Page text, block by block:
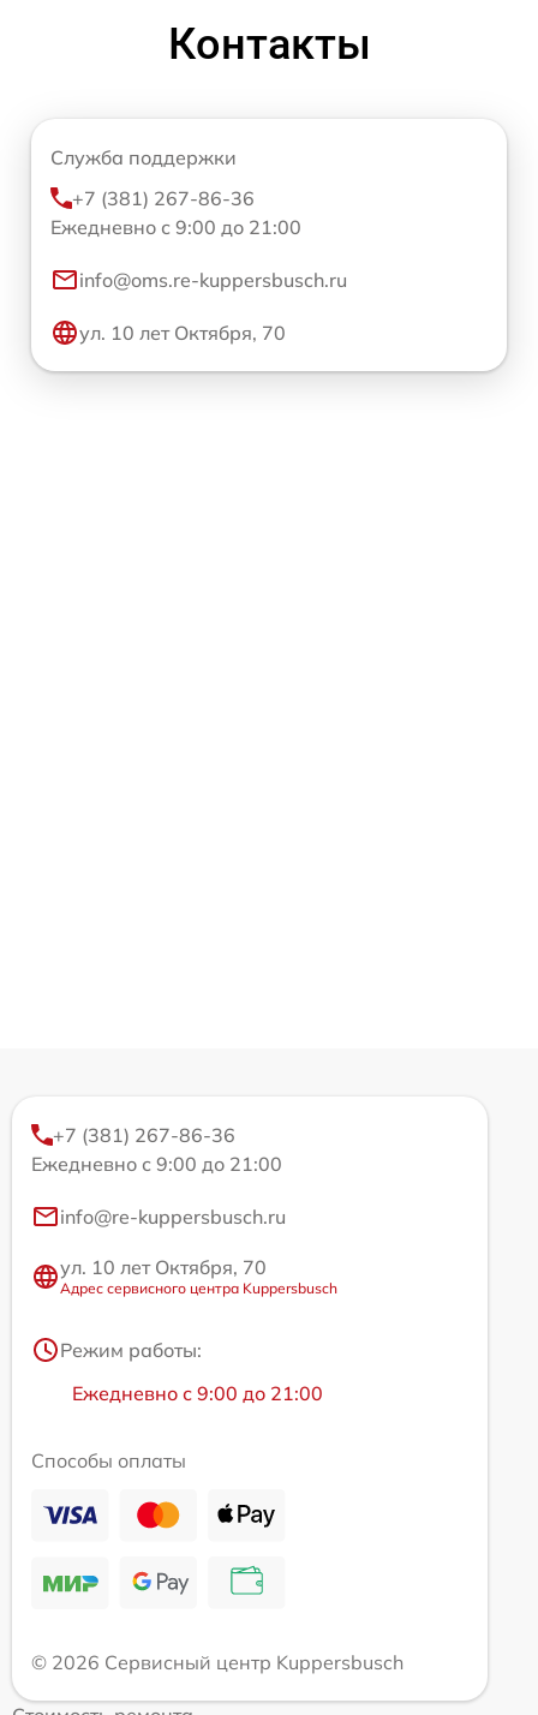
Контакты
Служба поддержки
+7 (381) 267-86-36
Ежедневно с 9:00 до 21:00
info@oms.re-kuppersbusch.ru
ул. 10 лет Октября, 70
+7 (381) 267-86-36
Ежедневно с 9:00 до 21:00
info@re-kuppersbusch.ru
ул. 10 лет Октября, 70
Адрес сервисного центра Kuppersbusch
Режим работы:
Ежедневно с 9:00 до 21:00
Способы оплаты
© 2026 Сервисный центр Kuppersbusch